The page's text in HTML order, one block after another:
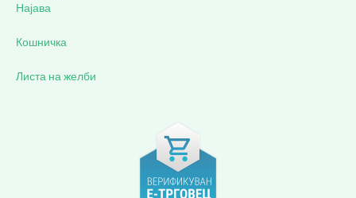
Најава
Кошничка
Листа на желби